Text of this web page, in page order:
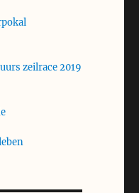
zeilrace 2019